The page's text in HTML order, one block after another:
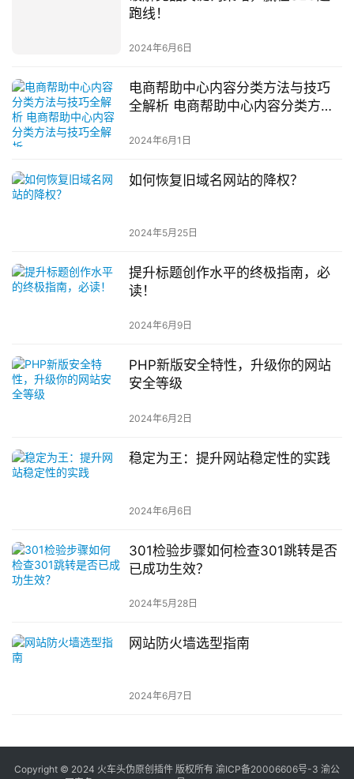
跑线！
2024年6月6日
电商帮助中心内容分类方法与技巧
全解析 电商帮助中心内容分类方法
2024年6月1日
如何恢复旧域名网站的降权？
2024年5月25日
提升标题创作水平的终极指南，必
读！
2024年6月9日
PHP新版安全特性，升级你的网站
安全等级
2024年6月2日
稳定为王：提升网站稳定性的实践
2024年6月6日
301检验步骤如何检查301跳转是否
已成功生效？
2024年5月28日
网站防火墙选型指南
2024年6月7日
Copyright © 2024 火车头伪原创插件 版权所有 渝ICP备20006606号-3 渝公